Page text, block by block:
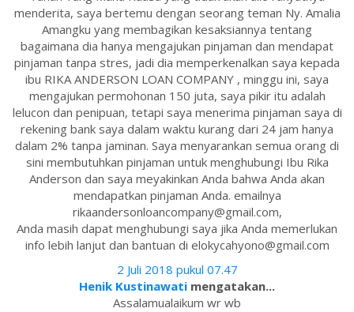
menderita, saya bertemu dengan seorang teman Ny. Amalia
Amangku yang membagikan kesaksiannya tentang
bagaimana dia hanya mengajukan pinjaman dan mendapat
pinjaman tanpa stres, jadi dia memperkenalkan saya kepada
ibu RIKA ANDERSON LOAN COMPANY , minggu ini, saya
mengajukan permohonan 150 juta, saya pikir itu adalah
lelucon dan penipuan, tetapi saya menerima pinjaman saya di
rekening bank saya dalam waktu kurang dari 24 jam hanya
dalam 2% tanpa jaminan. Saya menyarankan semua orang di
sini membutuhkan pinjaman untuk menghubungi Ibu Rika
Anderson dan saya meyakinkan Anda bahwa Anda akan
mendapatkan pinjaman Anda. emailnya
rikaandersonloancompany@gmail.com,
Anda masih dapat menghubungi saya jika Anda memerlukan
info lebih lanjut dan bantuan di elokycahyono@gmail.com
2 Juli 2018 pukul 07.47
Henik Kustinawati mengatakan...
Assalamualaikum wr wb